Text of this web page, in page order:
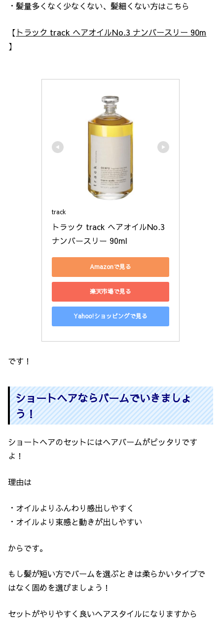
・髪量多くなく少なくない、髪細くない方はこちら
【 トラック track ヘアオイルNo.3 ナンバースリー 90m
】
track
トラック track ヘアオイルNo.3
ナンバースリー 90ml
Amazonで見る
楽天市場で見る
Yahoo!ショッピングで見る
です！
ショートヘアならバームでいきましょ
う！
ショートヘアのセットにはヘアバームがピッタリです
よ！
理由は
・オイルよりふんわり感出しやすく
・オイルより束感と動きが出しやすい
からです。
もし髪が短い方でバームを選ぶときは柔らかいタイプで
はなく固めを選びましょう！
セットがやりやすく良いヘアスタイルになりますから